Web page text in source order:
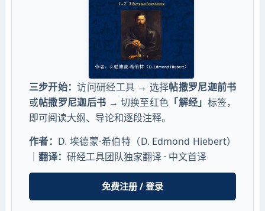
三步开始：访问研经工具 → 选择帖撒罗尼迦前书
或帖撒罗尼迦后书 → 切换至红色 「解经」 标签，
即可阅读大纲、导论和逐段注释。
作者： D. 埃德蒙·希伯特（D. Edmond Hiebert）
翻译： 研经工具团队独家翻译 · 中文首译
免费注册 / 登录